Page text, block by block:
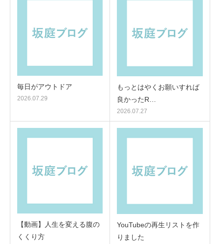
毎日がアウトドア
2026.07.29
もっとはやくお願いすれば
良かったR…
2026.07.27
【動画】人生を変える腹の
くくり方
YouTubeの再生リストを作
りました